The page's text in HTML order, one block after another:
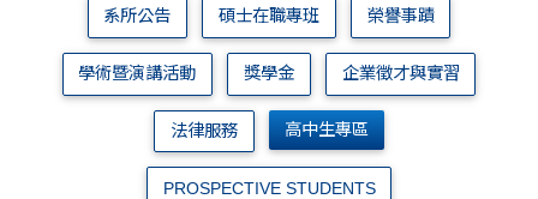
系所公告 碩士在職專班 榮譽事蹟
學術暨演講活動 獎學金 企業徵才與實習
法律服務 高中生專區
PROSPECTIVE STUDENTS